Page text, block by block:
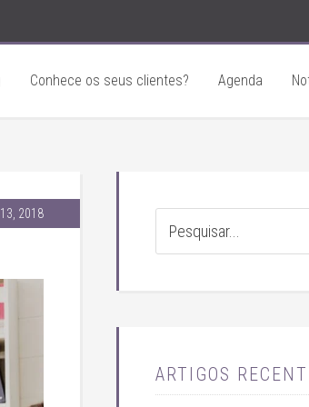
Conhece os seus clientes? Agenda
2018
ARTIGOS